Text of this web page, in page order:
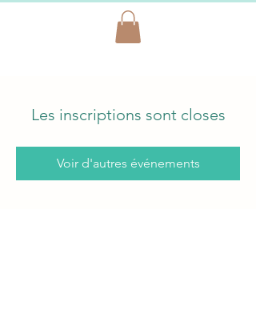
Les inscriptions sont closes
Voir d'autres événements